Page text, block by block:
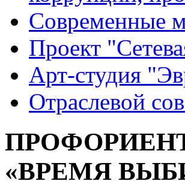
Современные
Проект
Арт-студия
Отраслевой
«ВРЕМЯ